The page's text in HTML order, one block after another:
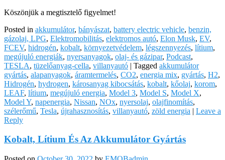
Köszönjük a megtisztelő figyelmet!
Posted in akkumulátor, bányászat, battery electric vehicle, benzin,
gázolaj, LPG, Elektromobilitás, elektromos autó, Elon Musk, EV,
FCEV, hidrogén, kobalt, környezetvédelem, légszennyezés, lítium,
megújuló energiák, nyersanyagok, olaj- és gázipar, Podcast,
TESLA, tüzelőanyag-cella, villanyautó | Tagged akkumulátor
gyártás, alapanyagok, áramtermelés, CO2, energia mix, gyártás, H2,
Hidrogén, hydrogen, károsanyag kibocsátás, kobalt, kőolaj, korom,
LEAF, lítium, megújuló energia, Model 3, Model S, Model X,
Model Y, napenergia, Nissan, NOx, nyersolaj, olajfinomítás,
szélerőmű, Tesla, újrahasznosítás, villanyautó, zöld energia | Leave a
Reply
Kobalt, Lítium És Az Akkumulátor Gyártás